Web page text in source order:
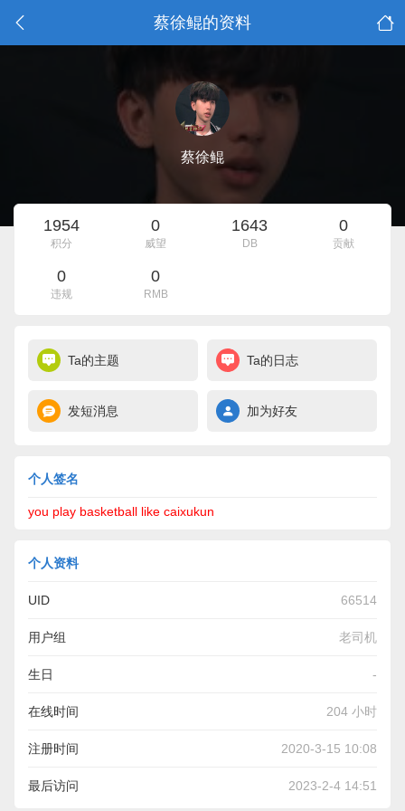
蔡徐鲲的资料
蔡徐鲲
1954
积分
0
威望
1643
DB
0
贡献
0
违规
0
RMB
Ta的主题 Ta的日志
发短消息 加为好友
个人签名
you play basketball like caixukun
个人资料
UID 66514
用户组 老司机
生日 -
在线时间 204 小时
注册时间 2020-3-15 10:08
最后访问 2023-2-4 14:51